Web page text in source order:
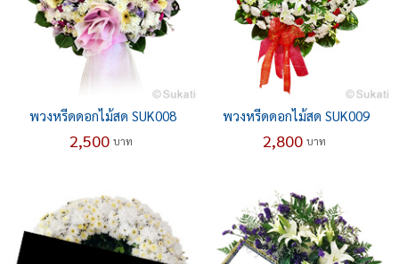
พวงหรีดดอกไม้สด SUK008
2,500 บาท
พวงหรีดดอกไม้สด SUK009
2,800 บาท